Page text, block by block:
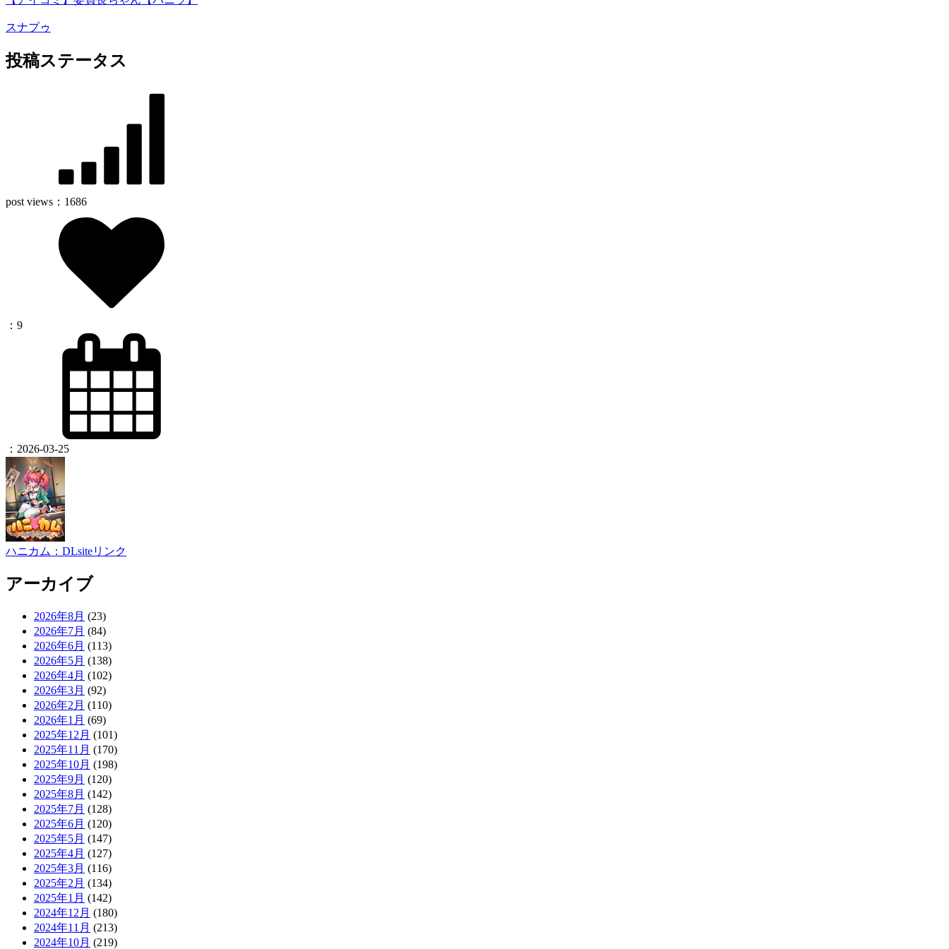
スナプゥ
投稿ステータス
post views： 1686
： 9
： 2026-03-25
ハニカム：DLsiteリンク
アーカイブ
2026年8月 (23)
2026年7月 (84)
2026年6月 (113)
2026年5月 (138)
2026年4月 (102)
2026年3月 (92)
2026年2月 (110)
2026年1月 (69)
2025年12月 (101)
2025年11月 (170)
2025年10月 (198)
2025年9月 (120)
2025年8月 (142)
2025年7月 (128)
2025年6月 (120)
2025年5月 (147)
2025年4月 (127)
2025年3月 (116)
2025年2月 (134)
2025年1月 (142)
2024年12月 (180)
2024年11月 (213)
2024年10月 (219)